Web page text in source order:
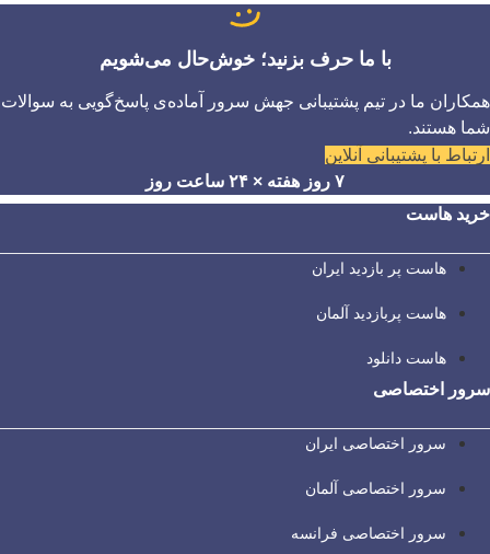
با ما حرف بزنید؛ خوش‌حال می‌شویم
همکاران ما در تیم پشتیبانی جهش سرور آماده‌ی پاسخ‌گویی به سوالات
شما هستند.
ارتباط با پشتیبانی آنلاین
۷ روز هفته × ۲۴ ساعت روز
خرید هاست
هاست پر بازدید ایران
هاست پربازدید آلمان
هاست دانلود
سرور اختصاصی
سرور اختصاصی ایران
سرور اختصاصی آلمان
سرور اختصاصی فرانسه